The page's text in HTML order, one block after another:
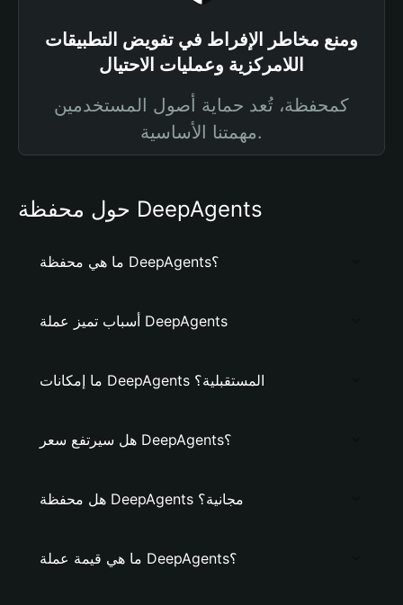
ومنع مخاطر الإفراط في تفويض التطبيقات
اللامركزية وعمليات الاحتيال
كمحفظة، تُعد حماية أصول المستخدمين
مهمتنا الأساسية.
حول محفظة DeepAgents
ما هي محفظة DeepAgents؟
أسباب تميز عملة DeepAgents
ما إمكانات DeepAgents المستقبلية؟
هل سيرتفع سعر DeepAgents؟
هل محفظة DeepAgents مجانية؟
ما هي قيمة عملة DeepAgents؟